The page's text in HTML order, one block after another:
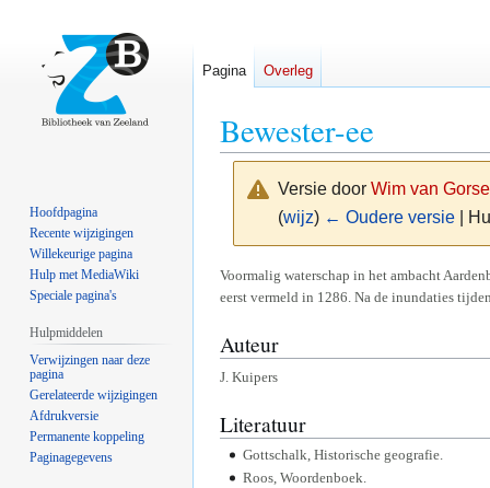
Bewester-ee
Versie door Wim van
(wijz) ← Oudere versie|
Naar
navigatie
Naar
zoeken
Voormalig waterschap in het ambacht
eerst vermeld in 1286. Na de inundaties
Auteur
J. Kuipers
Literatuur
Gottschalk, Historische geografie.
Roos, Woordenboek.
Pagina Overleg
Hoofdpagina
Recente wijzigingen
Willekeurige pagina
Hulp met MediaWiki
Speciale pagina's
Hulpmiddelen
Verwijzingen naar deze
pagina
Gerelateerde wijzigingen
Afdrukversie
Permanente koppeling
Paginagegevens